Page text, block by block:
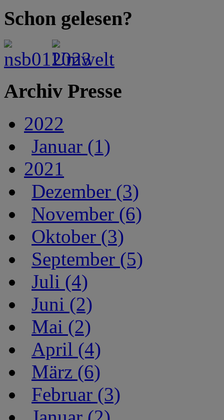
Schon gelesen?
Archiv Presse
2022
Januar (1)
2021
Dezember (3)
November (6)
Oktober (3)
September (5)
Juli (4)
Juni (2)
Mai (2)
April (4)
März (6)
Februar (3)